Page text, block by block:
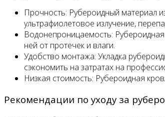
Прочность: Рубероидный материал
ультрафиолетовое излучение,
Водонепроницаемость:
ней от протечек и влаги.
Удобство монтажа: Укладка
сэкономить на затратах на
Низкая стоимость: Рубероидная
Рекомендации по уходу за